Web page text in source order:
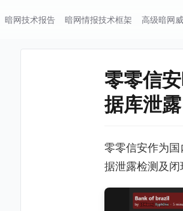
暗网技术报告 暗网情报技术框架 高级暗网
零零信
据库泄露
零零信安作为
据泄露检测及闭